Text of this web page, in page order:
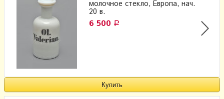
молочное стекло, Европа, нач.
20 в.
6 500 Р